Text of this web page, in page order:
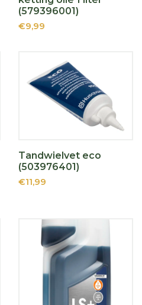
(579396001)
€9,99
Tandwielvet eco
(503976401)
€11,99